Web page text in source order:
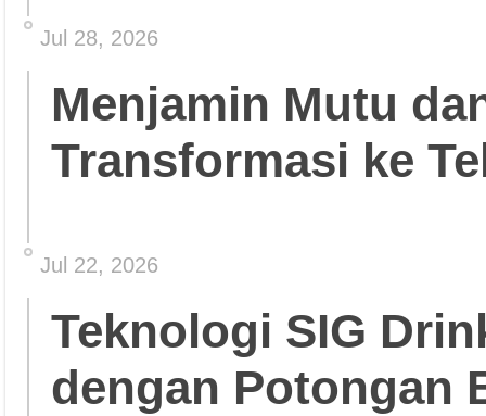
Jul 28, 2026
Menjamin Mutu
Transformasi ke
Jul 22, 2026
Teknologi SIG
dengan Potongan